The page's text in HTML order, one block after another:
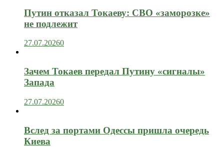
Путин отказал Токаеву: СВО «заморозке»
не подлежит
27.07.20260
Зачем Токаев передал Путину «сигналы»
Запада
27.07.20260
Вслед за портами Одессы пришла очередь
Киева